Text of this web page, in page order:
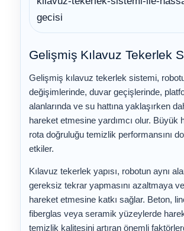
Gelişmiş Kılavuz Tekerlek
Gelişmiş kılavuz tekerlek sistemi,
değişimlerinde, duvar geçişlerinde,
alanlarında ve su hattına yaklaşırken
hareket etmesine yardımcı olur. Büyük
rota doğruluğu temizlik performansını
etkiler.
Kılavuz tekerlek yapısı, robotun aynı
gereksiz tekrar yapmasını azaltmaya
hareket etmesine katkı sağlar. Beton,
fiberglas veya seramik yüzeylerde
temizlik kalitesini artıran önemli